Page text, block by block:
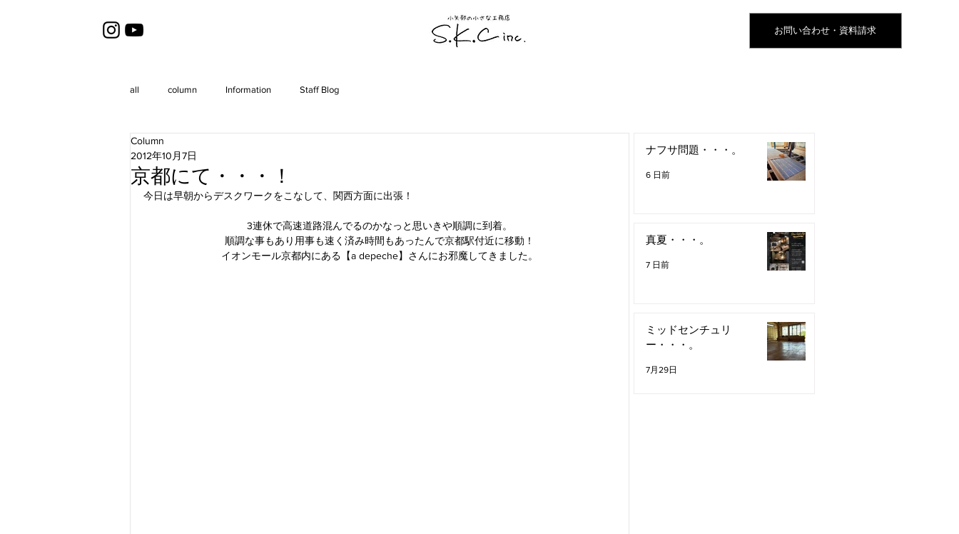
お問い合わせ・資料請求
all column Information Staff Blog
京都にて・・・！
Column
2012年10月7日
今日は早朝からデスクワークをこなして、関西方面に出張！
3連休で高速道路混んでるのかなっと思いきや順調に到着。
順調な事もあり用事も速く済み時間もあったんで京都駅付近に移動！
イオンモール京都内にある【a depeche】さんにお邪魔してきました。
ナフサ問題・・・。
6 日前
真夏・・・。
7 日前
ミッドセンチュリ
ー・・・。
7月29日